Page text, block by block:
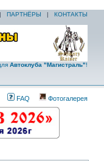
ПАРТНЁРЫ | КОНТАКТЫ
Автоклуба "Магистраль"!
FAQ Фотогалерея